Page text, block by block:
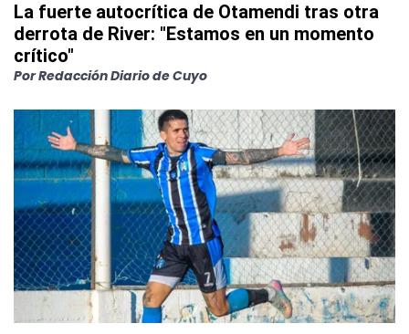
La fuerte autocrítica de Otamendi tras otra
derrota de River: "Estamos en un momento
crítico"
PorRedacción Diario de Cuyo